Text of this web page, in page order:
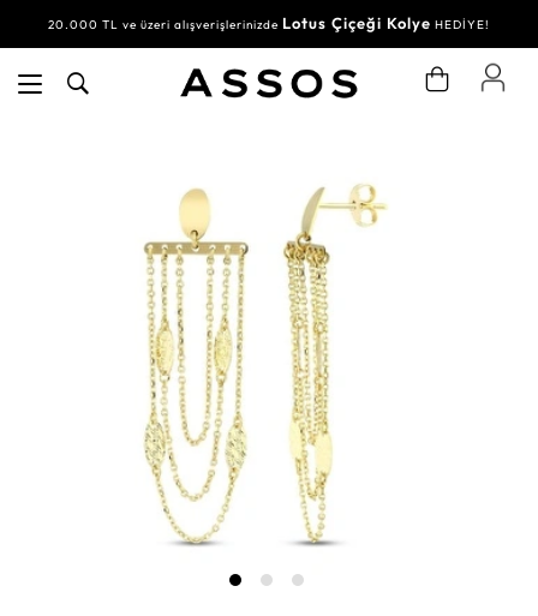
20.000 TL ve üzeri alışverişlerinizde Lotus Çiçeği Kolye HEDİYE!